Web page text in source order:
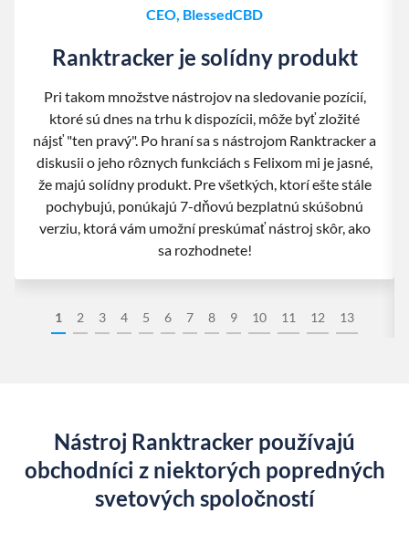
1 2 3 4 5 6 7 8 9 10 11 12 13
CEO, BlessedCBD
Ranktracker je solídny produkt
Pri takom množstve nástrojov na sledovanie pozícií,
ktoré sú dnes na trhu k dispozícii, môže byť zložité
nájsť "ten pravý". Po hraní sa s nástrojom Ranktracker a
diskusii o jeho rôznych funkciách s Felixom mi je jasné,
že majú solídny produkt. Pre všetkých, ktorí ešte stále
pochybujú, ponúkajú 7-dňovú bezplatnú skúšobnú
verziu, ktorá vám umožní preskúmať nástroj skôr, ako
sa rozhodnete!
Nástroj Ranktracker používajú
obchodníci z niektorých popredných
svetových spoločností